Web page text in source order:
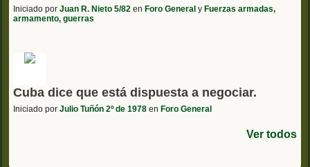
Iniciado por Juan R. Nieto 5/82 en Foro General y Fuerzas armadas,
armamento, guerras
Cuba dice que está dispuesta a negociar.
Iniciado por Julio Tuñón 2º de 1978 en Foro General
Ver todos